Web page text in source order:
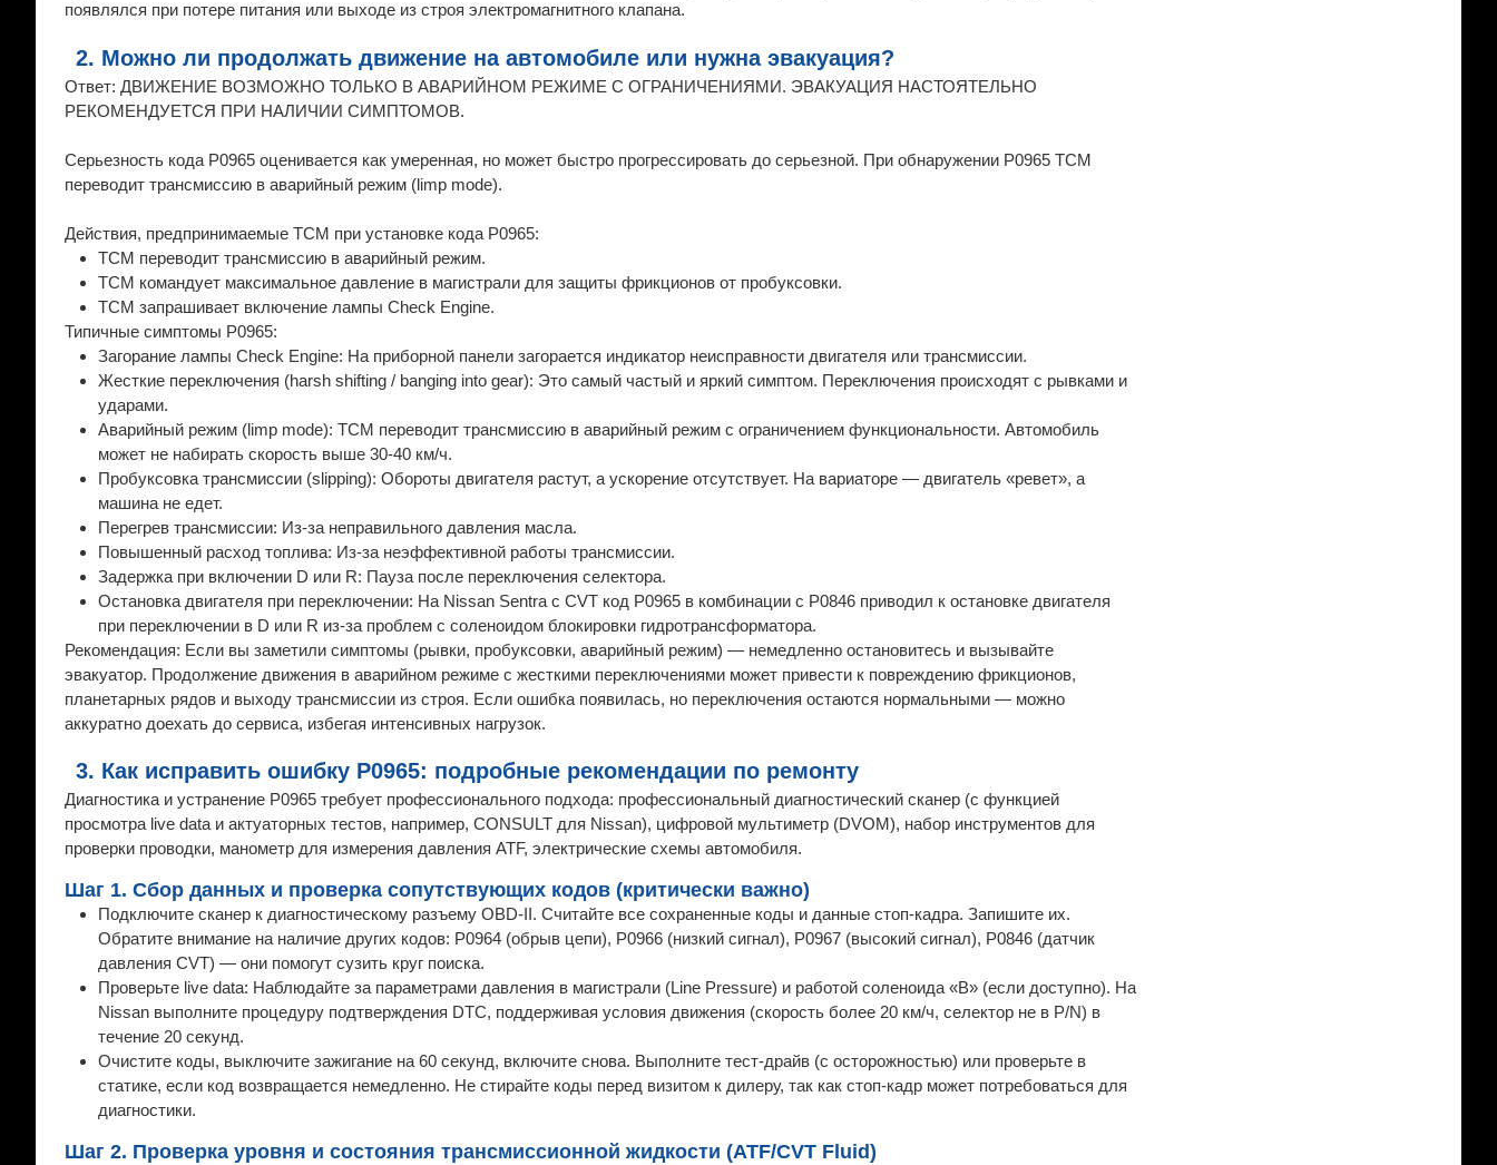
появлялся при потере питания или выходе из строя электромагнитного клапана.
2. Можно ли продолжать движение на автомобиле или нужна эвакуация?
Ответ: ДВИЖЕНИЕ ВОЗМОЖНО ТОЛЬКО В АВАРИЙНОМ РЕЖИМЕ С ОГРАНИЧЕНИЯМИ. ЭВАКУАЦИЯ НАСТОЯТЕЛЬНО
РЕКОМЕНДУЕТСЯ ПРИ НАЛИЧИИ СИМПТОМОВ.
Серьезность кода P0965 оценивается как умеренная, но может быстро прогрессировать до серьезной. При обнаружении P0965 TCM
переводит трансмиссию в аварийный режим (limp mode).
Действия, предпринимаемые TCM при установке кода P0965:
TCM переводит трансмиссию в аварийный режим.
TCM командует максимальное давление в магистрали для защиты фрикционов от пробуксовки.
TCM запрашивает включение лампы Check Engine.
Типичные симптомы P0965:
Загорание лампы Check Engine: На приборной панели загорается индикатор неисправности двигателя или трансмиссии.
Жесткие переключения (harsh shifting / banging into gear): Это самый частый и яркий симптом. Переключения происходят с рывками и
ударами.
Аварийный режим (limp mode): TCM переводит трансмиссию в аварийный режим с ограничением функциональности. Автомобиль
может не набирать скорость выше 30-40 км/ч.
Пробуксовка трансмиссии (slipping): Обороты двигателя растут, а ускорение отсутствует. На вариаторе — двигатель «ревет», а
машина не едет.
Перегрев трансмиссии: Из-за неправильного давления масла.
Повышенный расход топлива: Из-за неэффективной работы трансмиссии.
Задержка при включении D или R: Пауза после переключения селектора.
Остановка двигателя при переключении: На Nissan Sentra с CVT код P0965 в комбинации с P0846 приводил к остановке двигателя
при переключении в D или R из-за проблем с соленоидом блокировки гидротрансформатора.
Рекомендация: Если вы заметили симптомы (рывки, пробуксовки, аварийный режим) — немедленно остановитесь и вызывайте
эвакуатор. Продолжение движения в аварийном режиме с жесткими переключениями может привести к повреждению фрикционов,
планетарных рядов и выходу трансмиссии из строя. Если ошибка появилась, но переключения остаются нормальными — можно
аккуратно доехать до сервиса, избегая интенсивных нагрузок.
3. Как исправить ошибку P0965: подробные рекомендации по ремонту
Диагностика и устранение P0965 требует профессионального подхода: профессиональный диагностический сканер (с функцией
просмотра live data и актуаторных тестов, например, CONSULT для Nissan), цифровой мультиметр (DVOM), набор инструментов для
проверки проводки, манометр для измерения давления ATF, электрические схемы автомобиля.
Шаг 1. Сбор данных и проверка сопутствующих кодов (критически важно)
Подключите сканер к диагностическому разъему OBD-II. Считайте все сохраненные коды и данные стоп-кадра. Запишите их.
Обратите внимание на наличие других кодов: P0964 (обрыв цепи), P0966 (низкий сигнал), P0967 (высокий сигнал), P0846 (датчик
давления CVT) — они помогут сузить круг поиска.
Проверьте live data: Наблюдайте за параметрами давления в магистрали (Line Pressure) и работой соленоида «B» (если доступно). На
Nissan выполните процедуру подтверждения DTC, поддерживая условия движения (скорость более 20 км/ч, селектор не в P/N) в
течение 20 секунд.
Очистите коды, выключите зажигание на 60 секунд, включите снова. Выполните тест-драйв (с осторожностью) или проверьте в
статике, если код возвращается немедленно. Не стирайте коды перед визитом к дилеру, так как стоп-кадр может потребоваться для
диагностики.
Шаг 2. Проверка уровня и состояния трансмиссионной жидкости (ATF/CVT Fluid)